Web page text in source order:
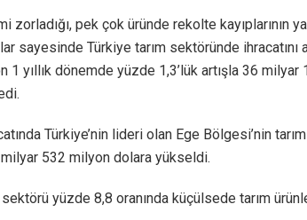
zorladığı, pek çok üründe rekolte kayıplarının
sayesinde Türkiye tarım sektöründe ihracatını
1 yıllık dönemde yüzde 1,3’lük artışla 36
Türkiye’nin lideri olan Ege Bölgesi’nin
532 milyon dolara yükseldi.
sektörü yüzde 8,8 oranında küçülsede tarım